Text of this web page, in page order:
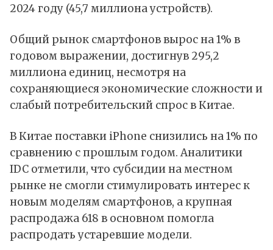
2024 году (45,7 миллиона устройств).
Общий рынок смартфонов вырос на 1% в
годовом выражении, достигнув 295,2
миллиона единиц, несмотря на
сохраняющиеся экономические сложности и
слабый потребительский спрос в Китае.
В Китае поставки iPhone снизились на 1% по
сравнению с прошлым годом. Аналитики
IDC отметили, что субсидии на местном
рынке не смогли стимулировать интерес к
новым моделям смартфонов, а крупная
распродажа 618 в основном помогла
распродать устаревшие модели.